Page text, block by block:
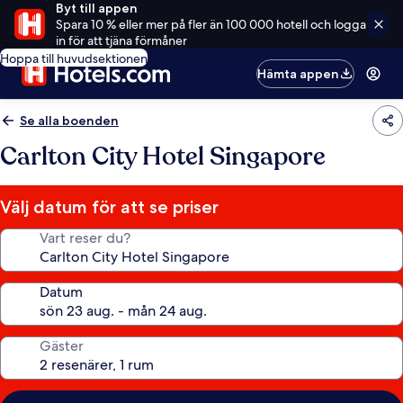
Byt till appen
Spara 10 % eller mer på fler än 100 000 hotell och logga
in för att tjäna förmåner
Hoppa till huvudsektionen
Hämta appen
Se alla boenden
Carlton City Hotel Singapore
Välj datum för att se priser
Vart reser du?
Datum
Gäster